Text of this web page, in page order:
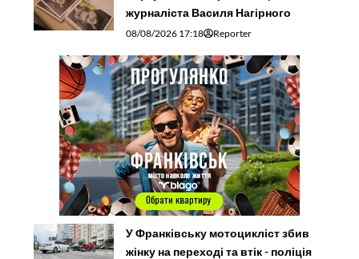
журналіста Василя Нагірного
08/08/2026 17:18 Reporter
У Франківську мотоцикліст збив
жінку на переході та втік - поліція